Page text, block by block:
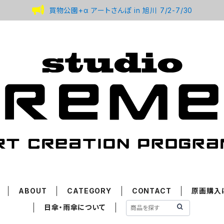
買物公園+α アートさんぽ in 旭川 7/2-7/30
ABOUT CATEGORY CONTACT
原画購入
日傘・雨傘について